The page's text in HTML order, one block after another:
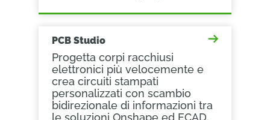
PCB Studio
Progetta corpi racchiusi
elettronici più velocemente e
crea circuiti stampati
personalizzati con scambio
bidirezionale di informazioni tra
le soluzioni Onshape ed ECAD.